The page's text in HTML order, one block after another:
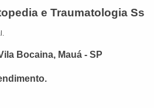
e Traumatologia Ss
Bocaina, Mauá - SP